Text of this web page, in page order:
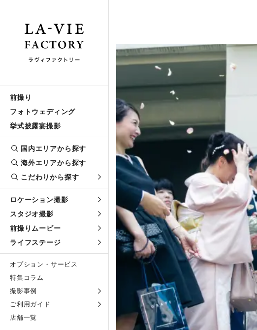
前撮り
フォトウェディング
挙式披露宴撮影
国内エリアから探す
海外エリアから探す
こだわりから探す
ロケーション撮影
スタジオ撮影
前撮りムービー
ライフステージ
オプション・サービス
特集コラム
撮影事例
ご利用ガイド
店舗一覧